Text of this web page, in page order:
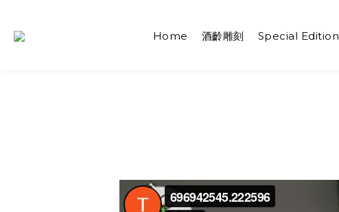
Home 酒齡雕刻 Special Edition